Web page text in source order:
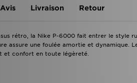
Avis Livraison Retour
rétro, la Nike P-6000 fait entrer le style
assure une foulée amortie et dynamique.
et confort en toute légèreté.